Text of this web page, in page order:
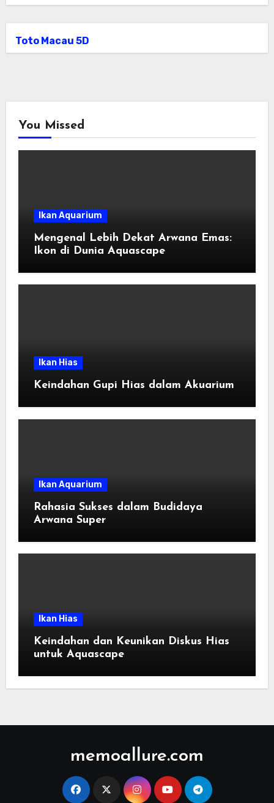
Toto Macau 5D
You Missed
Ikan Aquarium
Mengenal Lebih Dekat Arwana Emas:
Ikon di Dunia Aquascape
Ikan Hias
Keindahan Gupi Hias dalam Akuarium
Ikan Aquarium
Rahasia Sukses dalam Budidaya
Arwana Super
Ikan Hias
Keindahan dan Keunikan Diskus Hias
untuk Aquascape
memoallure.com